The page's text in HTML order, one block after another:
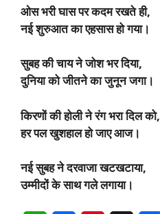
ओस भरी घास पर कदम रखते ही,
नई शुरुआत का एहसास हो गया।
सुबह की चाय ने जोश भर दिया,
दुनिया को जीतने का जुनून जगा।
किरणों की होली ने रंग भरा दिल को,
हर पल खुशहाल हो जाए आज।
नई सुबह ने दरवाजा खटखटाया,
उम्मीदों के साथ गले लगाया।